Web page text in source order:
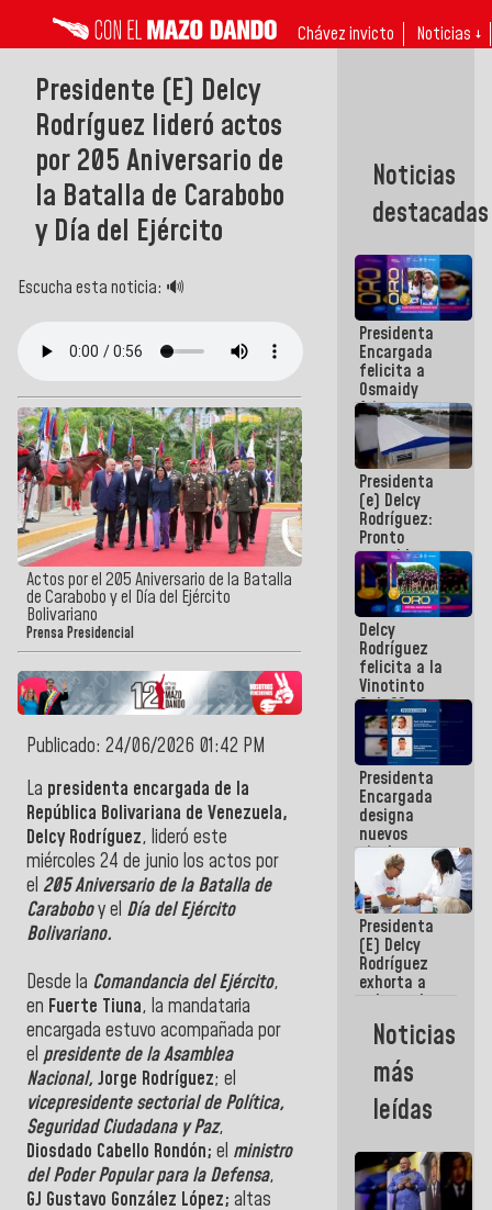
Chávez invicto Noticias ↓
Presidente (E) Delcy
Rodríguez lideró actos
por 205 Aniversario de
la Batalla de Carabobo
y Día del Ejército
Escucha esta noticia: 🔊
Actos por el 205 Aniversario de la Batalla
de Carabobo y el Día del Ejército
Bolivariano
Prensa Presidencial
Publicado: 24/06/2026 01:42 PM
La presidenta encargada de la
República Bolivariana de Venezuela,
Delcy Rodríguez, lideró este
miércoles 24 de junio los actos por
el 205 Aniversario de la Batalla de
Caraboboy el Día del Ejército
Bolivariano.
Desde la Comandancia del Ejército,
en Fuerte Tiuna, la mandataria
encargada estuvo acompañada por
el presidente de la Asamblea
Nacional, Jorge Rodríguez; el
vicepresidente sectorial de Política,
Seguridad Ciudadana y Paz,
Diosdado Cabello Rondón; el ministro
del Poder Popular para la Defensa,
GJ Gustavo González López; altas
Noticias
destacadas
Presidenta
Encargada
felicita a
Osmaidy
Arias y
Giraly
Marcano por
hacer
historia en
los
Centroamericanos
Presidenta
(e) Delcy
Rodríguez:
Pronto
restableceremos
las
operaciones
en el
Aeropuerto
Internacional
de
Maiquetía
Delcy
Rodríguez
felicita a la
Vinotinto
Sub 20
campeona
frente
México Sub
23 en los
Centroamericanos
Presidenta
Encargada
designa
nuevos
titulares en
Viceministerio
de Energía
Eléctrica y
CORPOELEC
Presidenta
(E) Delcy
Rodríguez
exhorta a
gobernadores
y alcaldes a
edificar
casas para
abuelos
Noticias
más
leídas